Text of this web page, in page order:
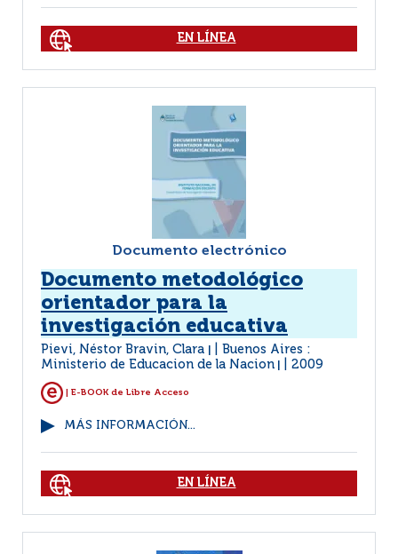
EN LÍNEA
Documento electrónico
Documento metodológico
orientador para la
investigación educativa
Pievi, Néstor Bravin, Clara
Buenos Aires :
Ministerio de Educacion de la Nacion
2009
| E-BOOK de Libre Acceso
MÁS INFORMACIÓN...
EN LÍNEA